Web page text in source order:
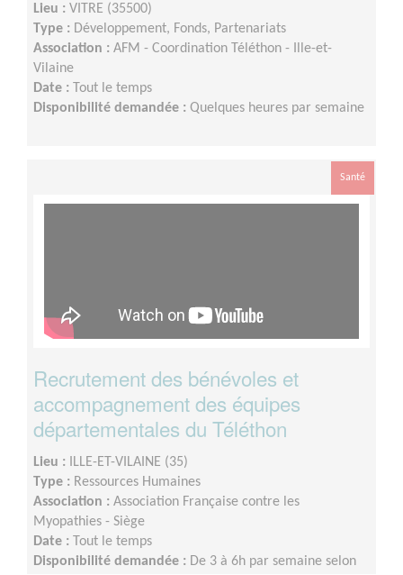
Lieu : VITRE (35500)
Type : Développement, Fonds, Partenariats
Association : AFM - Coordination Téléthon - Ille-et-
Vilaine
Date :
Tout le temps
Disponibilité demandée : Quelques heures par semaine
Santé
Recrutement des bénévoles et
accompagnement des équipes
départementales du Téléthon
Lieu :
ILLE-ET-VILAINE (35)
Type : Ressources Humaines
Association : Association Française contre les
Myopathies - Siège
Date :
Tout le temps
Disponibilité demandée : De 3 à 6h par semaine selon